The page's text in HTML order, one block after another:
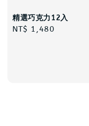
精選巧克力12入
Regular
NT$ 1,480